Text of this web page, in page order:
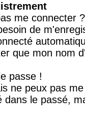
me connecter ?
de
que mon nom
passe !
ne peux pas
dans le passé,